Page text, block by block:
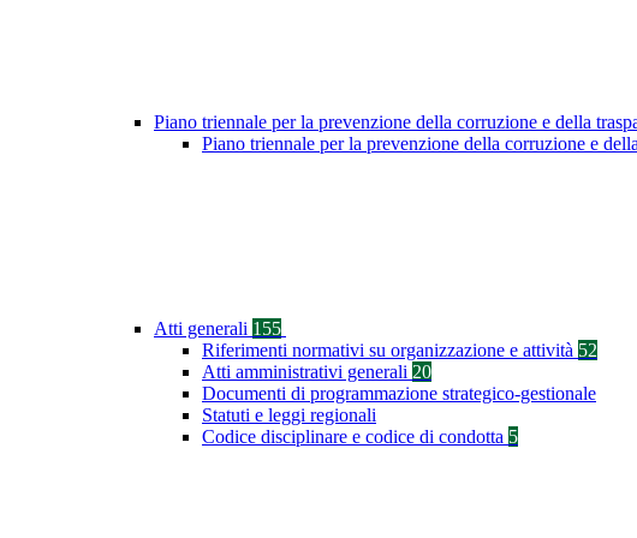
Piano triennale per la prevenzione della corruzione e della
Piano triennale per la prevenzione della corruzione e
Atti generali 155
Riferimenti normativi su organizzazione e attività 52
Atti amministrativi generali 20
Documenti di programmazione strategico-gestionale
Statuti e leggi regionali
Codice disciplinare e codice di condotta 5